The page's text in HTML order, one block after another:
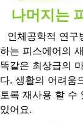
나머지는
인체공학적 연
하는 피스에어의
똑같은 최상급의
다. 생활의 어려움
토록 재사용 할 수
있어요.